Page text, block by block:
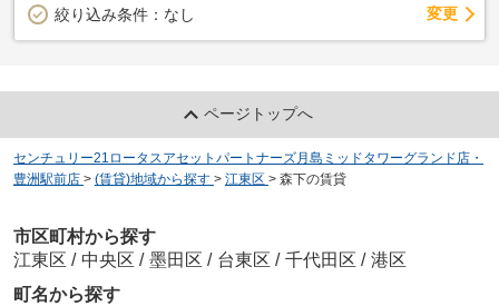
絞り込み条件： なし 変更
ページトップへ
センチュリー21ロータスアセットパートナーズ月島ミッドタワーグランド店・
豊洲駅前店 > (賃貸)地域から探す > 江東区 > 森下の賃貸
市区町村から探す
江東区 / 中央区 / 墨田区 / 台東区 / 千代田区 / 港区
町名から探す